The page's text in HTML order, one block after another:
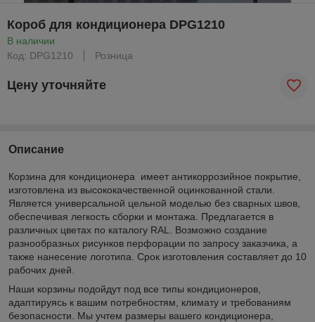
Короб для кондиционера DPG1210
В наличии
Код: DPG1210
Розница
Цену уточняйте
Описание
Корзина для кондиционера имеет антикоррозийное покрытие,
изготовлена из высококачественной оцинкованной стали.
Является универсальной цельной моделью без сварных швов,
обеспечивая легкость сборки и монтажа. Предлагается в
различных цветах по каталогу RAL. Возможно создание
разнообразных рисунков перфорации по запросу заказчика, а
также нанесение логотипа. Срок изготовления составляет до 10
рабочих дней.
Наши корзины подойдут под все типы кондиционеров,
адаптируясь к вашим потребностям, климату и требованиям
безопасности. Мы учтем размеры вашего кондиционера,